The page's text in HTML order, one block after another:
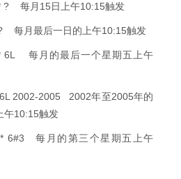
每月15日上午10:15触发
月最后一日的上午10:15触发
每月的最后一个星期五上午
2002-2005 2002年至2005年的
午10:15触发
每月的第三个星期五上午